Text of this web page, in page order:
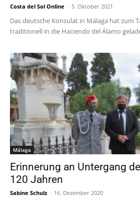
Costa del Sol Online - 5. Oktober 2021
Das deutsche Konsulat in Málaga hat zum
traditionell in die Haciendo del Álamo
Málaga
Erinnerung an Untergang
120 Jahren
Sabine Schulz - 16. Dezember 2020